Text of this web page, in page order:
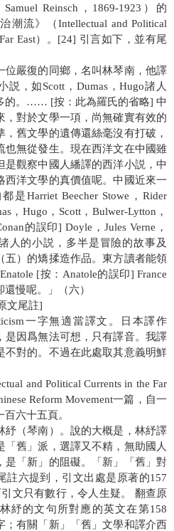
Reinsch，1869-1923）的
潮流》（Intellectual and Political
East）。[24] 引言如下，並有尾
位嚴復的同鄉，名叫林琴南，他譯
説，如Scott，Dumas，Hugo諸人
的。…… [按：此為羅氏的省略] 中
，對於文學一項，尚無確實有效的
，舊文學的遺傳還絲毫沒有打破，
也無從發生。現在西洋文在中國雖
是觀察中國人繙譯的西洋小説，中
西洋文學的真價值呢。中國近來一
是Harriet Beecher Stowe，Rider
，Hugo，Scott，Bulwer-Lytton，
的誤印] Doyle，Jules Verne，
人的小説，多半是冒險的故事及
五）的矯揉造作品。東方讀者能領
[按：Anatole的誤印] France
慢呢。」（六）
尾註]
一字無適當譯文。日本譯作
是因爲無法可想，只有譯音。我譯
不對的。不過在此處取其意義明鮮
and Political Currents in the Far
Reform Movement一篇，自一
六十五頁。
紓（琴南）。說的大概是，林紓譯
「舊」派，選譯又不精，無助國人
是「新」的阻礙。「新」「舊」對
註六提到，引文出處是原著的157
文只有數行，令人生疑。 翻查原
紓的文句所對應的英文在第158
；有關「新」「舊」文學和譯介西